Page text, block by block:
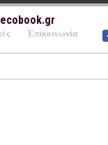
Επικοινωνία